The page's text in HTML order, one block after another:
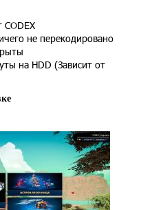
CODEX
не перекодировано
на HDD (Зависит от